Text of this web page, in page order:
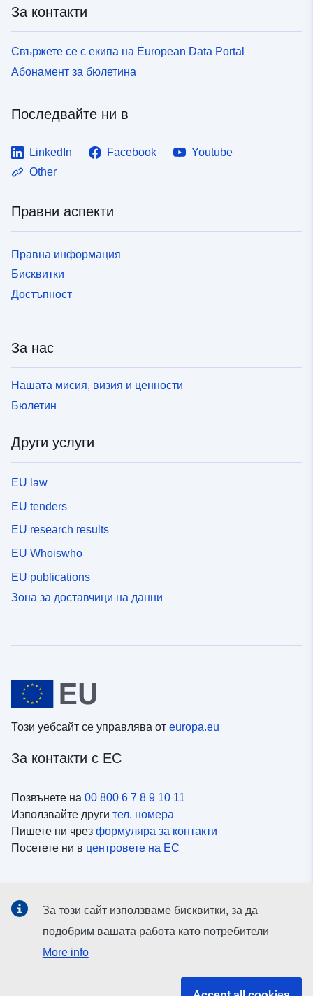
За контакти
Свържете се с екипа на European Data Portal
Абонамент за бюлетина
Последвайте ни в
LinkedIn Facebook
Youtube
Other
Правни аспекти
Правна информация
Бисквитки
Достъпност
За нас
Нашата мисия, визия и ценности
Бюлетин
Други услуги
EU law
EU tenders
EU research results
EU Whoiswho
EU publications
Зона за доставчици на данни
Този уебсайт се управлява от europa.eu
За контакти с ЕС
Позвънете на 00 800 6 7 8 9 10 11
Използвайте други тел. номера
Пишете ни чрез формуляра за контакти
Посетете ни в центровете на ЕС
Вижте профили на ЕС в социалните медии
Институции и органи на ЕС
За този сайт използваме бисквитки, за да
подобрим вашата работа като потребители
More info